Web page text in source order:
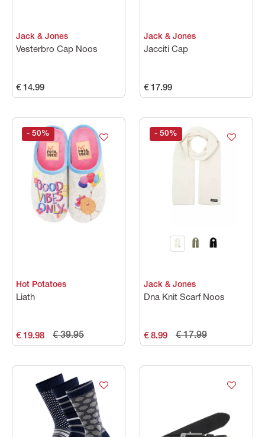
Jack & Jones
Vesterbro Cap Noos
€ 14.99
Jack & Jones
Jacciti Cap
€ 17.99
Hot Potatoes
Liath
€ 19.98 € 39.95
- 50%
Jack & Jones
Dna Knit Scarf Noos
€ 8.99 € 17.99
- 50%